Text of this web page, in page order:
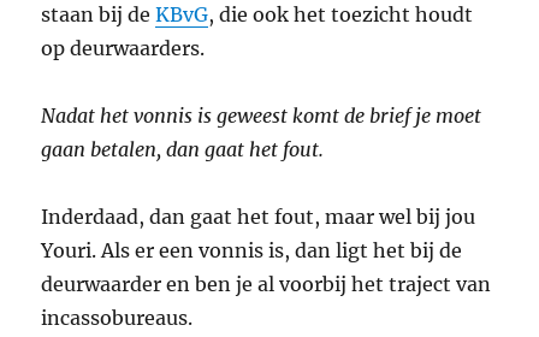
staan bij deKBvG, die ook het toezicht houdt
op deurwaarders.
Nadat het vonnis is geweest komt de brief je moet
gaan betalen, dan gaat het fout.
Inderdaad, dan gaat het fout, maar wel bij jou
Youri. Als er een vonnis is, dan ligt het bij de
deurwaarder en ben je al voorbij het traject van
incassobureaus.